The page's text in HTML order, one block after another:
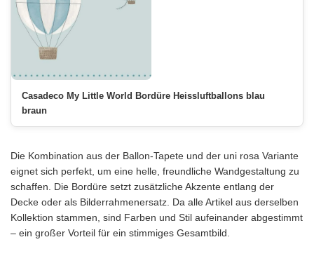
Casadeco My Little World Bordüre Heissluftballons blau
braun
Die Kombination aus der Ballon-Tapete und der uni rosa Variante
eignet sich perfekt, um eine helle, freundliche Wandgestaltung zu
schaffen. Die Bordüre setzt zusätzliche Akzente entlang der
Decke oder als Bilderrahmenersatz. Da alle Artikel aus derselben
Kollektion stammen, sind Farben und Stil aufeinander abgestimmt
– ein großer Vorteil für ein stimmiges Gesamtbild.